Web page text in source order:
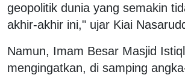
geopolitik dunia yang semakin
akhir-akhir ini," ujar Kiai
Namun, Imam Besar Masjid
mengingatkan, di samping